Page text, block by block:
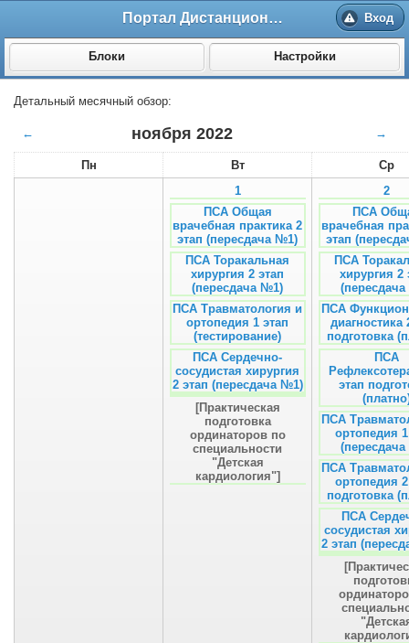
Портал Дистанционного обучения ВолгГМУ Вход
Блоки Настройки
Детальный месячный обзор:
← ноября 2022 →
Пн Вт
Ср
1
ПСА Общая
врачебная практика 2
этап (пересдача №1)
ПСА Торакальная
хирургия 2 этап
(пересдача №1)
ПСА Травматология и
ортопедия 1 этап
(тестирование)
ПСА Сердечно-
сосудистая хирургия
2 этап (пересдача №1)
[Практическая
подготовка
ординаторов по
специальности
"Детская
кардиология"]
2
ПСА
врачебная
этап
ПСА
хирургия 2
ПСА
диагностика
подготовка
ПСА
этап
ПСА
ортопедия
ПСА
ортопедия
подготовка
ПСА
сосудистая
2 этап